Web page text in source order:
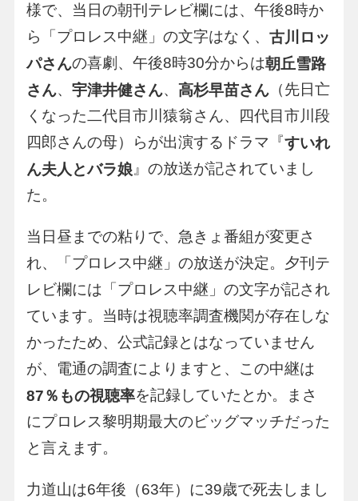
様で、当日の朝刊テレビ欄には、午後8時か
ら「プロレス中継」の文字はなく、 古川ロッ
パさんの喜劇、午後8時30分からは朝丘雪路
さん、 宇津井健さん、 高杉早苗さん（先日亡
くなった二代目市川猿翁さん、四代目市川段
四郎さんの母）らが出演するドラマ『すいれ
ん夫人とバラ娘』の放送が記されていまし
た。
当日昼までの粘りで、急きょ番組が変更さ
れ、「プロレス中継」の放送が決定。夕刊テ
レビ欄には「プロレス中継」の文字が記され
ています。当時は視聴率調査機関が存在しな
かったため、公式記録とはなっていません
が、電通の調査によりますと、この中継は
87％もの視聴率を記録していたとか。まさ
にプロレス黎明期最大のビッグマッチだった
と言えます。
力道山は6年後（63年）に39歳で死去しまし